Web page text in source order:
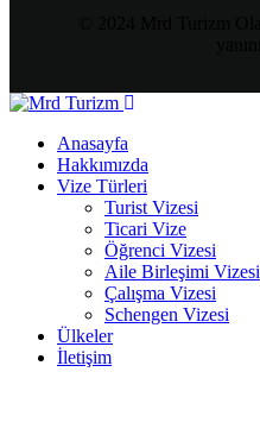
Anasayfa
Hakkımızda
Vize Türleri
Turist Vizesi
Ticari Vize
Öğrenci Vizesi
Aile Birleşimi Vizesi
Çalışma Vizesi
Schengen Vizesi
Ülkeler
İletişim